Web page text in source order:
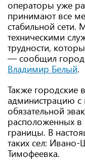
операторы уже
принимают все
стабильной сети.
техническими
трудности,
— сообщил
Владимир Белый.
Также городские
администрацию с
обязательной
расположенных
границы. В
таких сел:
Тимофеевка.